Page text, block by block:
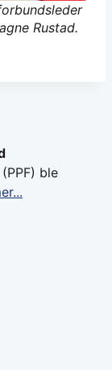
Rustad.
ble